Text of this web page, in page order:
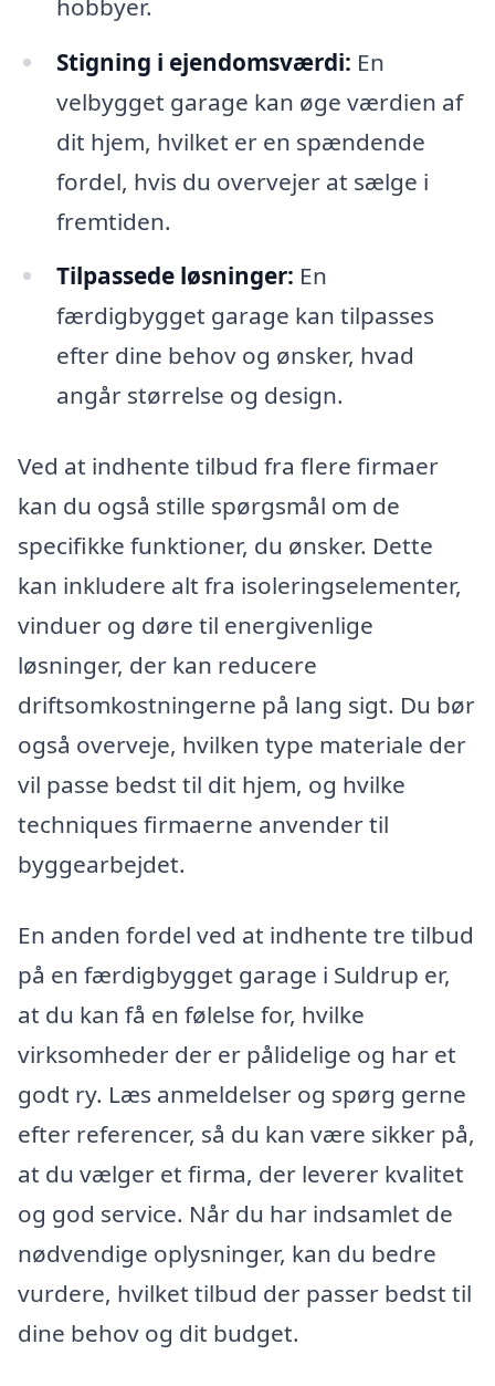
hobbyer.
Stigning i ejendomsværdi: En
velbygget garage kan øge værdien af
dit hjem, hvilket er en spændende
fordel, hvis du overvejer at sælge i
fremtiden.
Tilpassede løsninger: En
færdigbygget garage kan tilpasses
efter dine behov og ønsker, hvad
angår størrelse og design.
Ved at indhente tilbud fra flere firmaer
kan du også stille spørgsmål om de
specifikke funktioner, du ønsker. Dette
kan inkludere alt fra isoleringselementer,
vinduer og døre til energivenlige
løsninger, der kan reducere
driftsomkostningerne på lang sigt. Du bør
også overveje, hvilken type materiale der
vil passe bedst til dit hjem, og hvilke
techniques firmaerne anvender til
byggearbejdet.
En anden fordel ved at indhente tre tilbud
på en færdigbygget garage i Suldrup er,
at du kan få en følelse for, hvilke
virksomheder der er pålidelige og har et
godt ry. Læs anmeldelser og spørg gerne
efter referencer, så du kan være sikker på,
at du vælger et firma, der leverer kvalitet
og god service. Når du har indsamlet de
nødvendige oplysninger, kan du bedre
vurdere, hvilket tilbud der passer bedst til
dine behov og dit budget.